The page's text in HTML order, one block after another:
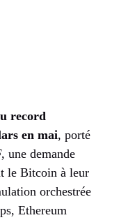
record
en mai, porté
une demande
le Bitcoin à leur
orchestrée
Ethereum